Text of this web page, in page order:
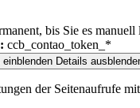
bis Sie es manuell
ccb_contao_token_*
einblenden Details
der Seitenaufrufe